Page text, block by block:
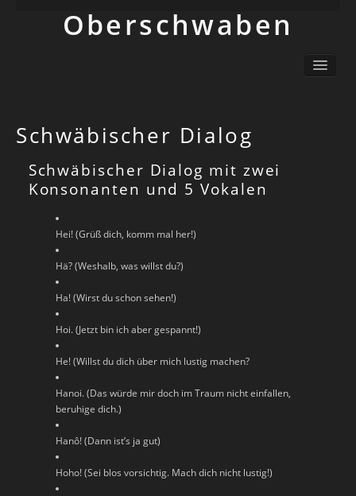
Ober­schwaben
Schwäbisch
Schwäbischer Dialog
Schwäbischer Dialog mit zwei
Konsonanten und 5 Vokalen
Hei! (Grüß dich, komm mal her!)
Hä? (Weshalb, was willst du?)
Ha! (Wirst du schon sehen!)
Hoi. (Jetzt bin ich aber gespannt!)
He! (Willst du dich über mich lustig machen?
Hanoi. (Das würde mir doch im Traum nicht einfallen,
beruhige dich.)
Hanô! (Dann ist’s ja gut)
Hoho! (Sei blos vorsichtig. Mach dich nicht lustig!)